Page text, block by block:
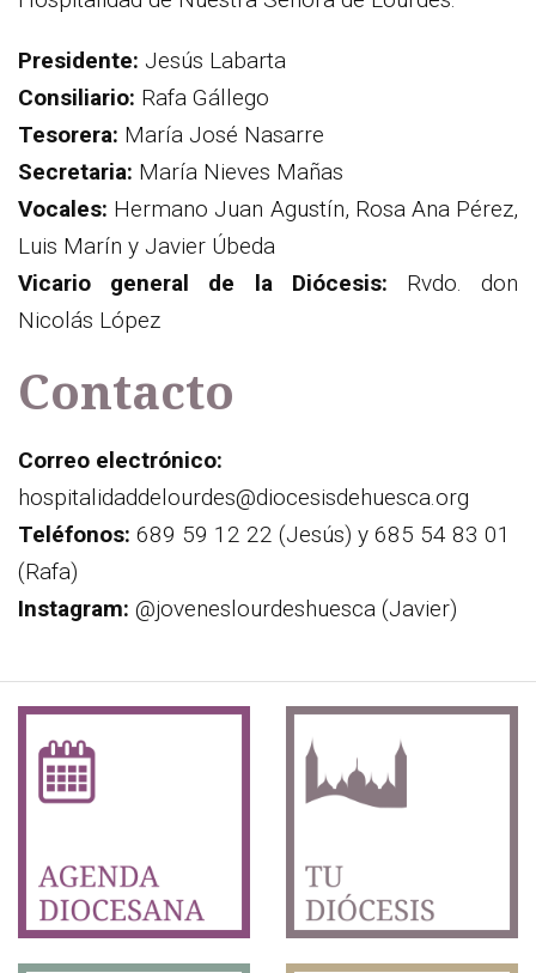
Presidente: Jesús Labarta
Consiliario: Rafa Gállego
Tesorera: María José Nasarre
Secretaria: María Nieves Mañas
Vocales: Hermano Juan Agustín, Rosa Ana Pérez,
Luis Marín y Javier Úbeda
Vicario general de la Diócesis: Rvdo. don
Nicolás López
Contacto
Correo electrónico:
hospitalidaddelourdes@diocesisdehuesca.org
Teléfonos: 689 59 12 22 (Jesús) y 685 54 83 01
(Rafa)
Instagram: @joveneslourdeshuesca (Javier)